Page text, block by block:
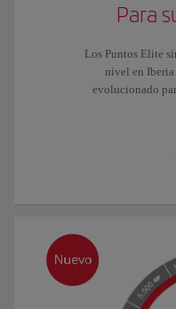
Para
Los Puntos Elite
nivel en Iberia
evolucionado